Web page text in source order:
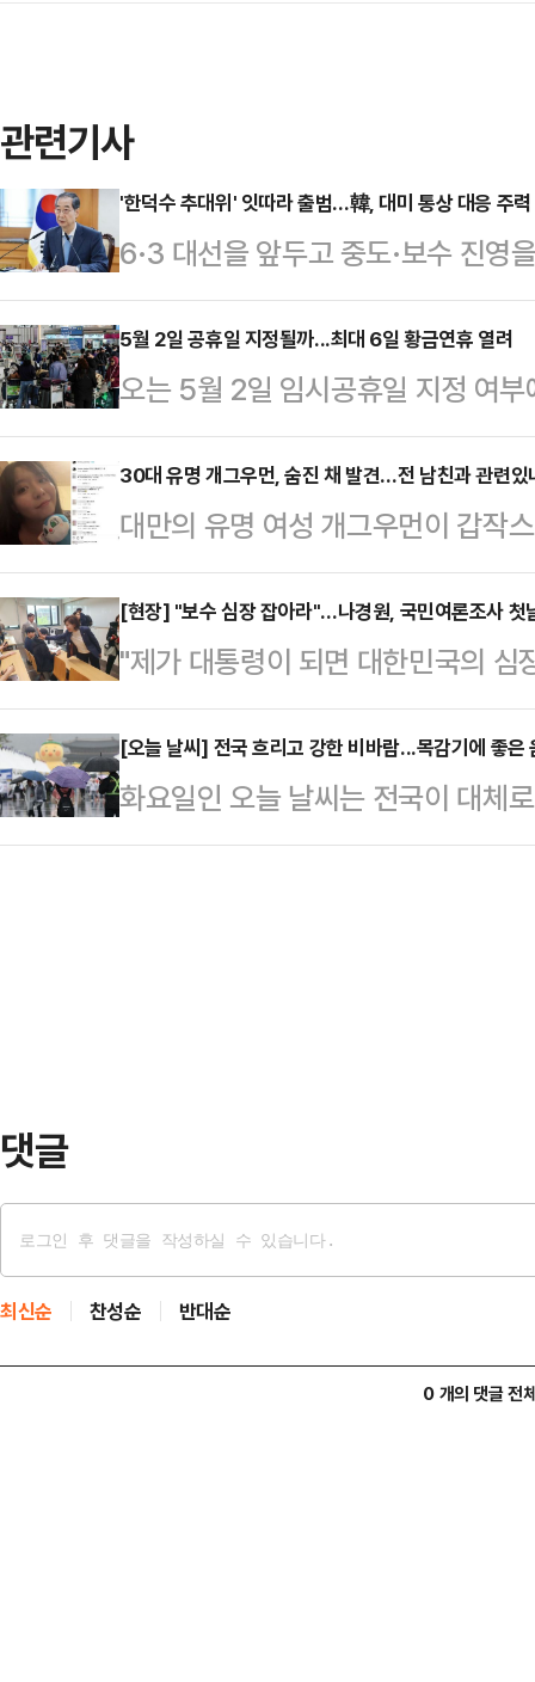
관련기사
'한덕수 추대위' 잇따라 출범…韓, 대미 통상 대응 주
6·3 대선을 앞두고 중도·보수 진영
는 가운데, 한덕수 대통령 권한대
대응에 주력하는 모습이다.한덕수
차 경제안보전략 태스크포스(TF)
시간으로 오전 8시, 최상목 경제부
센트 재무장관, 제이미슨 그리어
협의'를 개최한다"고 밝혔다.한 대
미…
5월 2일 공휴일 지정될까...최대 6일 황금연휴 열려
오는 5월 2일 임시공휴일 지정 여
5일 어린이날이 부처님오신날과
일까지 이어지는 황금연휴가 예정
일이 임시공휴일로 추가 지정되면
는 지난 설 연휴에 임시공휴일을 지
방식의 결정을 기대하고 있다. 설
났던 당시, 정부는 국민 삶의 질 향
정을 제안했다.…
30대 유명 개그우먼, 숨진 채 발견…전 남친과 관련있
대만의 유명 여성 개그우먼이 갑작
관련된 것 아니냐는 추측이 일고
르면, 대만 스탠드업 코미디언 천
옥상에서 발견됐다.신고를 받고 출
상태였다. 사망 원인은 아직 조사
은 천잔의 SNS 계정을 찾아 애도
날은 그의 생일로, 사망 전 마지막
은 …
[현장] "보수 심장 잡아라"…나경원, 국민여론조사 첫
"제가 대통령이 되면 대한민국의
구·경북이 다시 한번 위대한 도약
를 열겠다."뜨거운 국민의힘 21대
던 21일 오후, 대구 중구에 위치한
는 한 마디, 한 마디 힘이 실렸다.
[오늘 날씨] 전국 흐리고 강한 비바람...목감기에 좋은
화요일인 오늘 날씨는 전국이 대체
겠다. 기상청은 "전국에 비가 내리
댓글
최신순 찬성순 반대순
0 개의 댓글 전